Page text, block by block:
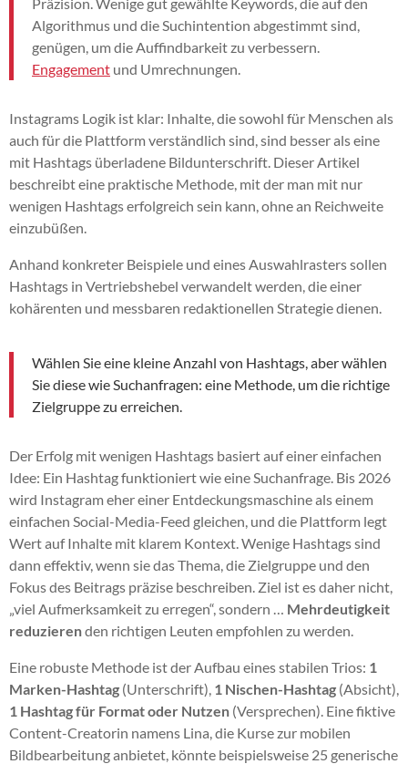
Algorithmus und die Suchintention abgestimmt sind,
genügen, um die Auffindbarkeit zu verbessern.
Engagement und Umrechnungen.
Instagrams Logik ist klar: Inhalte, die sowohl für Menschen als
auch für die Plattform verständlich sind, sind besser als eine
mit Hashtags überladene Bildunterschrift. Dieser Artikel
beschreibt eine praktische Methode, mit der man mit nur
wenigen Hashtags erfolgreich sein kann, ohne an Reichweite
einzubüßen.
Anhand konkreter Beispiele und eines Auswahlrasters sollen
Hashtags in Vertriebshebel verwandelt werden, die einer
kohärenten und messbaren redaktionellen Strategie dienen.
Wählen Sie eine kleine Anzahl von Hashtags, aber wählen
Sie diese wie Suchanfragen: eine Methode, um die richtige
Zielgruppe zu erreichen.
Der Erfolg mit wenigen Hashtags basiert auf einer einfachen
Idee: Ein Hashtag funktioniert wie eine Suchanfrage. Bis 2026
wird Instagram eher einer Entdeckungsmaschine als einem
einfachen Social-Media-Feed gleichen, und die Plattform legt
Wert auf Inhalte mit klarem Kontext. Wenige Hashtags sind
dann effektiv, wenn sie das Thema, die Zielgruppe und den
Fokus des Beitrags präzise beschreiben. Ziel ist es daher nicht,
„viel Aufmerksamkeit zu erregen“, sondern … Mehrdeutigkeit
reduzierenden richtigen Leuten empfohlen zu werden.
Eine robuste Methode ist der Aufbau eines stabilen Trios: 1
Marken-Hashtag (Unterschrift), 1 Nischen-Hashtag (Absicht),
1 Hashtag für Format oder Nutzen (Versprechen). Eine fiktive
Content-Creatorin namens Lina, die Kurse zur mobilen
Bildbearbeitung anbietet, könnte beispielsweise 25 generische